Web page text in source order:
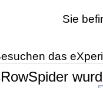
Sie
das